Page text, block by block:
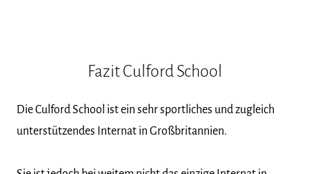
Fazit Culford School
Die Culford School ist ein sehr sportliches und zugleich
unterstützendes Internat in Großbritannien.